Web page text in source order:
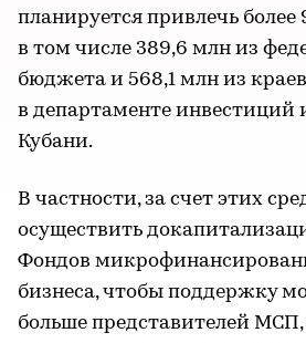
планируется привлечь более
в том числе 389,6 млн из
бюджета и 568,1 млн из
в департаменте
Кубани.
В частности, за счет этих
осуществить
Фондов
бизнеса, чтобы поддержку
больше представителей МСП,